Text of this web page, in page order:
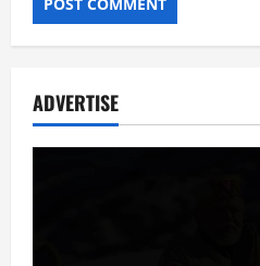
ADVERTISE